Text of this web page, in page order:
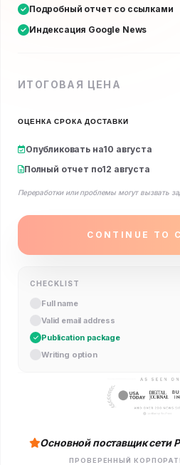
Подробный отчет со ссылками
Индексация Google News
ИТОГОВАЯ ЦЕНА
ОЦЕНКА СРОКА ДОСТАВКИ
Опубликовать на10 августа
Полный отчет по12 августа
Переработки или проблемы могут вызвать
CONTINUE TO
CHECKLIST
Full name
Valid email address
Publication package
Writing option
Основной поставщик сети
ПРОВЕРЕННЫЙ